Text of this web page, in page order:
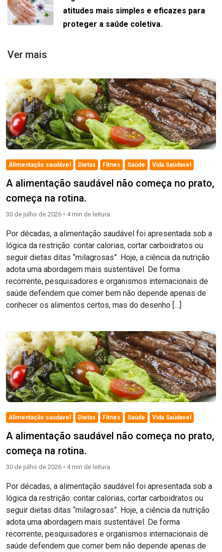
atitudes mais simples e eficazes para
proteger a saúde coletiva.
Ver mais
Alimentação saudável Dietas Fitnes Saúde Vida Saúdavel
A alimentação saudável não começa no prato,
começa na rotina.
30 de julho de 2026 • 4 min de leitura
Por décadas, a alimentação saudável foi apresentada sob a
lógica da restrição: contar calorias, cortar carboidratos ou
seguir dietas ditas “milagrosas”. Hoje, a ciência da nutrição
adota uma abordagem mais sustentável. De forma
recorrente, pesquisadores e organismos internacionais de
saúde defendem que comer bem não depende apenas de
conhecer os alimentos certos, mas do desenho […]
Alimentação saudável Dietas Fitnes Saúde Vida Saúdavel
A alimentação saudável não começa no prato,
começa na rotina.
30 de julho de 2026 • 4 min de leitura
Por décadas, a alimentação saudável foi apresentada sob a
lógica da restrição: contar calorias, cortar carboidratos ou
seguir dietas ditas “milagrosas”. Hoje, a ciência da nutrição
adota uma abordagem mais sustentável. De forma
recorrente, pesquisadores e organismos internacionais de
saúde defendem que comer bem não depende apenas de